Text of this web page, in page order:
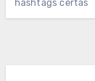
hashtags certas